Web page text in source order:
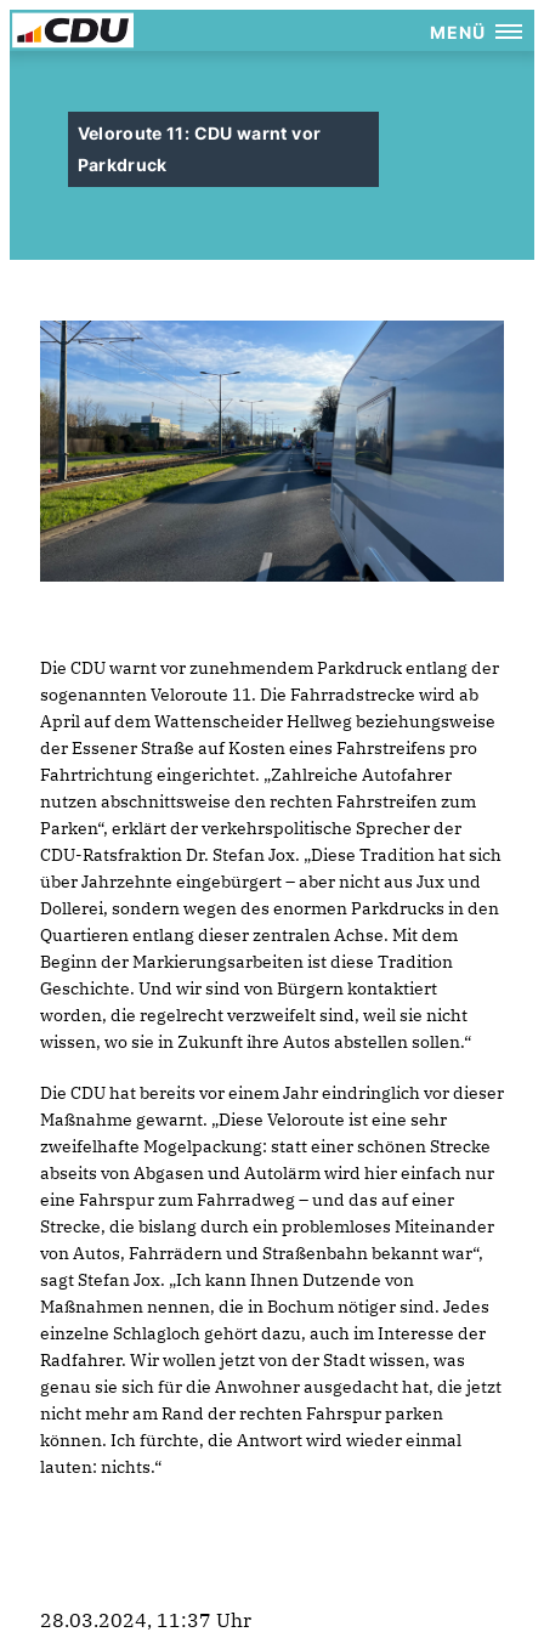
MENÜ
Veloroute 11: CDU warnt vor
Parkdruck
Die CDU warnt vor zunehmendem Parkdruck entlang der
sogenannten Veloroute 11. Die Fahrradstrecke wird ab
April auf dem Wattenscheider Hellweg beziehungsweise
der Essener Straße auf Kosten eines Fahrstreifens pro
Fahrtrichtung eingerichtet. „Zahlreiche Autofahrer
nutzen abschnittsweise den rechten Fahrstreifen zum
Parken“, erklärt der verkehrspolitische Sprecher der
CDU-Ratsfraktion Dr. Stefan Jox. „Diese Tradition hat sich
über Jahrzehnte eingebürgert – aber nicht aus Jux und
Dollerei, sondern wegen des enormen Parkdrucks in den
Quartieren entlang dieser zentralen Achse. Mit dem
Beginn der Markierungsarbeiten ist diese Tradition
Geschichte. Und wir sind von Bürgern kontaktiert
worden, die regelrecht verzweifelt sind, weil sie nicht
wissen, wo sie in Zukunft ihre Autos abstellen sollen.“
Die CDU hat bereits vor einem Jahr eindringlich vor dieser
Maßnahme gewarnt. „Diese Veloroute ist eine sehr
zweifelhafte Mogelpackung: statt einer schönen Strecke
abseits von Abgasen und Autolärm wird hier einfach nur
eine Fahrspur zum Fahrradweg – und das auf einer
Strecke, die bislang durch ein problemloses Miteinander
von Autos, Fahrrädern und Straßenbahn bekannt war“,
sagt Stefan Jox. „Ich kann Ihnen Dutzende von
Maßnahmen nennen, die in Bochum nötiger sind. Jedes
einzelne Schlagloch gehört dazu, auch im Interesse der
Radfahrer. Wir wollen jetzt von der Stadt wissen, was
genau sie sich für die Anwohner ausgedacht hat, die jetzt
nicht mehr am Rand der rechten Fahrspur parken
können. Ich fürchte, die Antwort wird wieder einmal
lauten: nichts.“
28.03.2024, 11:37 Uhr